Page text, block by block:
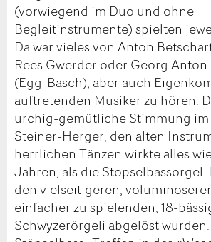
(vorwiegend im Duo und ohne
Begleitinstrumente) spielten
Da war vieles von Anton
Rees Gwerder oder Georg
(Egg-Basch), aber auch
auftretenden Musiker zu hören.
urchig-gemütliche Stimmung im
Steiner-Herger, den alten
herrlichen Tänzen wirkte alles
Jahren, als die Stöpselbassörgeli
den vielseitigeren,
einfacher zu spielenden, 18-
Schwyzerörgeli abgelöst wurden.